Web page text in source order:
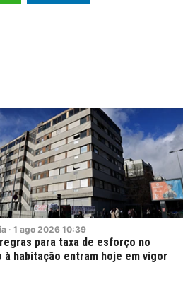
· 1 ago 2026 10:39
para taxa de esforço no
à habitação entram hoje em vigor